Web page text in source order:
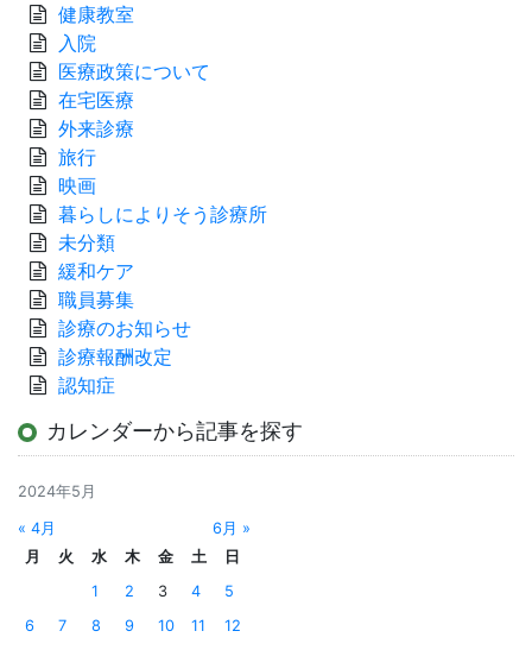
健康教室
入院
医療政策について
在宅医療
外来診療
旅行
映画
暮らしによりそう診療所
未分類
緩和ケア
職員募集
診療のお知らせ
診療報酬改定
認知症
カレンダーから記事を探す
2024年5月
« 4月
6月 »
月
火 水 木 金 土
日
1
2 3 4
5
6
7 8 9 10 11 12